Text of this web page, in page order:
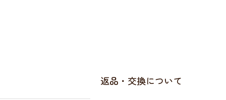
返品・交換について